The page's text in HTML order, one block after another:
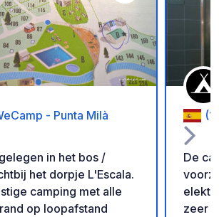
Voeg toe aan je
- Punta Milà
in het bos /
het dorpje L'Escala.
camping met alle
op loopafstand
De
zeer